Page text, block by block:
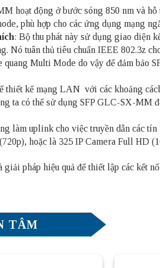
hoạt động ở bước sóng 850 nm và hỗ
phù hợp cho các ứng dụng mạng
: Bộ thu phát này sử dụng giao diện
Nó tuân thủ tiêu chuẩn IEEE 802.3z
Multi Mode do vậy để đảm bảo
thiết kế mạng LAN với các khoảng
ta có thể sử dụng SFP GLC-SX-
làm uplink cho việc truyền dẫn các
hoặc là 325 IP Camera Full HD
pháp hiệu quả để thiết lập các kết
TÂM